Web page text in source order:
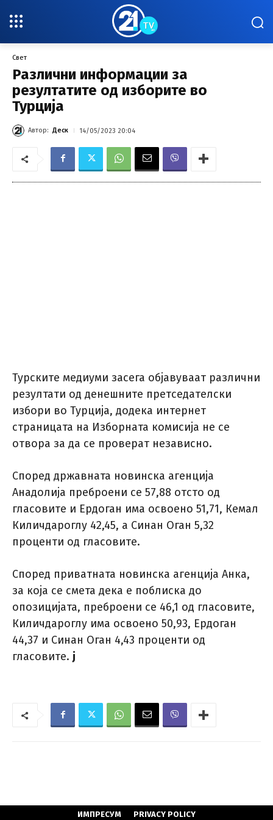
Свет
Различни информации за
резултатите од изборите во
Турција
Автор: Деск 14/05/2023 20:04
Турските медиуми засега објавуваат различни
резултати од денешните претседателски
избори во Турција, додека интернет
страницата на Изборната комисија не се
отвора за да се проверат независно.
Според државната новинска агенција
Анадолија преброени се 57,88 отсто од
гласовите и Ердоган има освоено 51,71, Кемал
Киличдароглу 42,45, а Синан Оган 5,32
проценти од гласовите.
Според приватната новинска агенција Анка,
за која се смета дека е поблиска до
опозицијата, преброени се 46,1 од гласовите,
Киличдароглу има освоено 50,93, Ердоган
44,37 и Синан Оган 4,43 проценти од
гласовите. ј
ИМПРЕСУМ PRIVACY POLICY